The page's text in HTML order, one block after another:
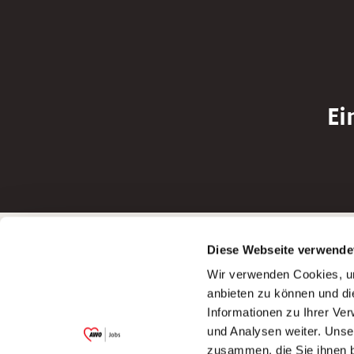
Diese Webseite
Wir verwenden Cookies,
anbieten zu können und
Informationen zu Ihrer
und Analysen weiter.
zusammen, die Sie ihnen
Garitz Bewirtschaftungsbetriebe GmbH
(Ein Tochterunternehmen des AWO
Bezirksverbandes Unterfranken e.V.)